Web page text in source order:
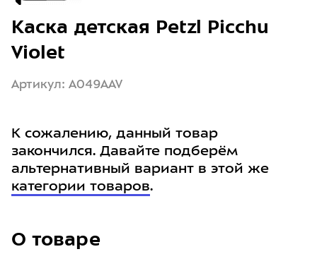
О товаре
Каска детская Petzl Picchu
Violet
Артикул: A049AAV
К сожалению, данный товар
закончился. Давайте подберём
альтернативный вариант в этой же
категории товаров.